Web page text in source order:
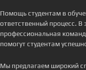
Помощь студентам в
ответственный процесс.
профессиональная
помогут студентам
Мы предлагаем широкий